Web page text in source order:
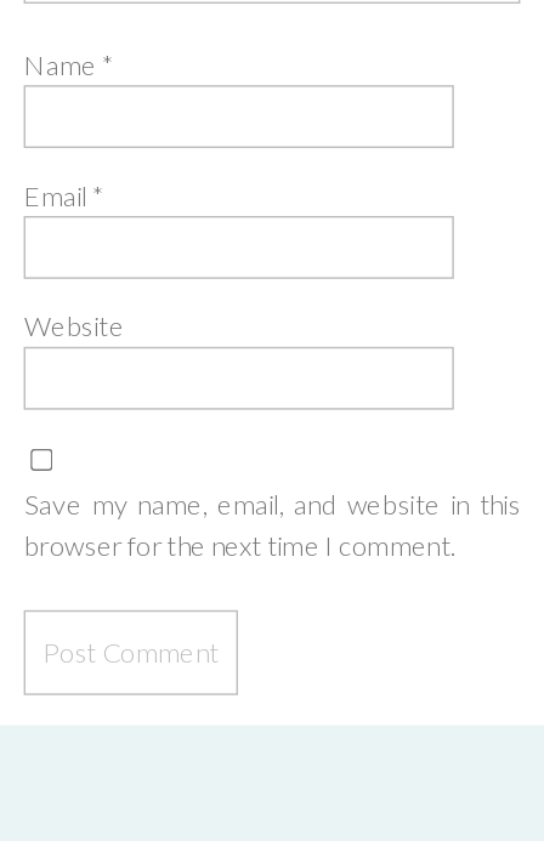
Name *
Email *
Website
Save my name, email, and website in this
browser for the next time I comment.